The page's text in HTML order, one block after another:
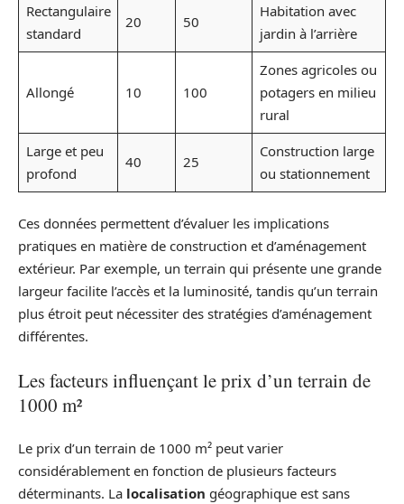
Rectangulaire
standard
20 50
Habitation avec
jardin à l’arrière
Allongé 10 100
Zones agricoles ou
potagers en milieu
rural
Large et peu
profond
40 25
Construction large
ou stationnement
Ces données permettent d’évaluer les implications
pratiques en matière de construction et d’aménagement
extérieur. Par exemple, un terrain qui présente une grande
largeur facilite l’accès et la luminosité, tandis qu’un terrain
plus étroit peut nécessiter des stratégies d’aménagement
différentes.
Les facteurs influençant le prix d’un terrain de
1000 m²
Le prix d’un terrain de 1000 m² peut varier
considérablement en fonction de plusieurs facteurs
déterminants. La localisation géographique est sans